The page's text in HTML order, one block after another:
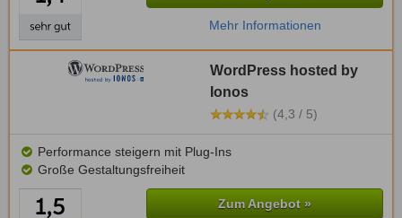
Mehr Informationen
WordPress hosted by
Ionos
(4,3 / 5)
Performance steigern mit Plug-Ins
Große Gestaltungsfreiheit
Zum Angebot »